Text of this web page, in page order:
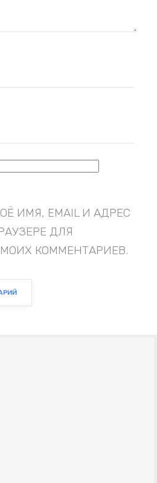
ИМЯ, EMAIL И АДРЕС
ДЛЯ
КОММЕНТАРИЕВ.